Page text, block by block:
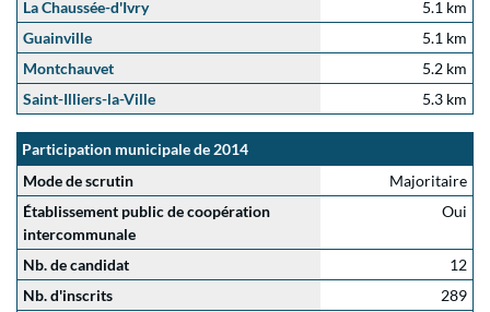
La Chaussée-d'Ivry
5.1 km
Guainville
5.1 km
Montchauvet
5.2 km
Saint-Illiers-la-Ville
5.3 km
Participation municipale de 2014
Mode de scrutin
Majoritaire
Établissement public de coopération
intercommunale
Oui
Nb. de candidat
12
Nb. d'inscrits
289